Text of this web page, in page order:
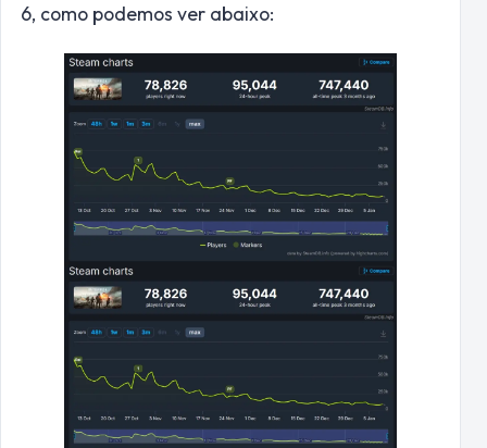
6, como podemos ver abaixo: